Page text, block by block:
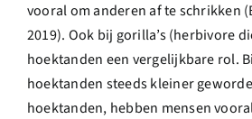
vooral om anderen af te schrikken
2019). Ook bij gorilla’s (herbivore
hoektanden een vergelijkbare rol.
hoektanden steeds kleiner
hoektanden, hebben mensen